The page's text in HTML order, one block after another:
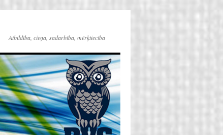
Atbildība, cieņa, sadarbība, mērķtiecība